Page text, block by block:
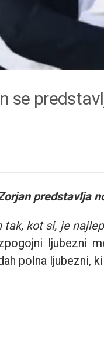
se
predstavlja
tak, kot si, je
ljubezni
polna ljubezni,